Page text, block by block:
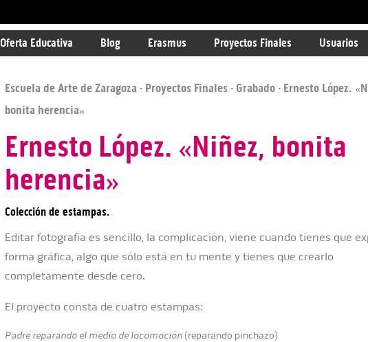
Oferta Educativa Blog Erasmus Proyectos Finales Usuarios
Escuela de Arte de Zaragoza · Proyectos Finales · Grabado · Ernesto López.
bonita herencia»
Ernesto López. «Niñez, bonita
herencia»
Colección de estampas.
Editar fotografía es sencillo, la complicación, viene cuando tienes que
forma gráfica, algo que sólo está en tu mente y tienes que crearlo
completamente desde cero.
El proyecto consta de cuatro estampas:
Padre reparando el medio de locomoción (reparando pinchazo)